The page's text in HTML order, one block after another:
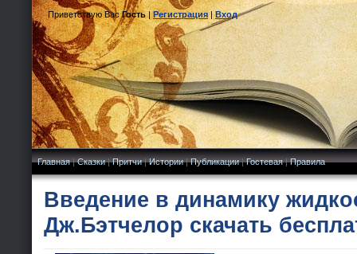
Приветствую Вас Гость|Регистрация|Вход
Главная|Сказки|Притчи|Истории|Публикации|Гостевая|Правила
Введение в динамику
Дж.Бэтчелор скачать